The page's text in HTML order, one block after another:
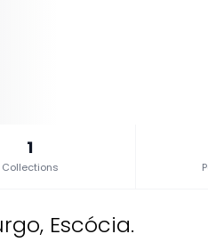
1
Collections
Escócia.